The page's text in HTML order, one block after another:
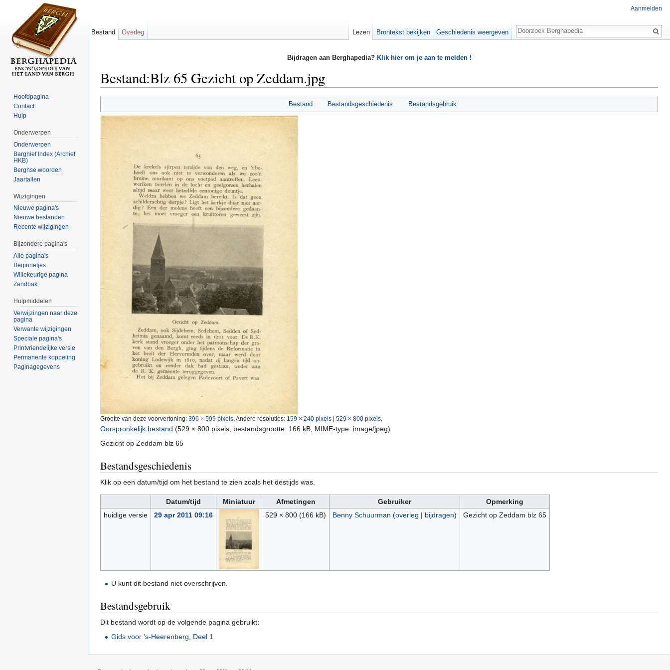
Bijdragen aan Berghapedia? Klik hier om je aan te melden !
Bestand:Blz 65 Gezicht op Zeddam.jpg
Bestand Bestandsgeschiedenis Bestandsgebruik
Grootte van deze voorvertoning: 396 × 599 pixels Andere resoluties: 159 × 240 pixels | 529 × 800 pixels
Oorspronkelijk bestand (529 × 800 pixels, bestandsgrootte: 166 kB, MIME-type: image/jpeg)
Gezicht op Zeddam blz 65
Bestandsgeschiedenis
Klik op een datum/tijd om het bestand te zien zoals het destijds was.
Datum/tijd Miniatuur Afmetingen Gebruiker
Opmerking
huidige versie
29 apr 2011 09:16 529 × 800 (166 kB) Benny Schuurman (overleg | bijdragen) Gezicht op Zeddam blz 65
U kunt dit bestand niet overschrijven.
Bestandsgebruik
Dit bestand wordt op de volgende pagina gebruikt:
Gids voor 's-Heerenberg, Deel 1
Aanmelden
Bestand Overleg Lezen Brontekst bekijken Geschiedenis weergeven
Zoeken
Hoofdpagina
Contact
Hulp
Onderwerpen
Onderwerpen
Barghief Index (Archief
HKB)
Berghse woorden
Jaartallen
Wijzigingen
Nieuwe pagina's
Nieuwe bestanden
Recente wijzigingen
Bijzondere pagina's
Alle pagina's
Beginnetjes
Willekeurige pagina
Zandbak
Hulpmiddelen
Verwijzingen naar deze
pagina
Verwante wijzigingen
Speciale pagina's
Printvriendelijke versie
Permanente koppeling
Paginagegevens